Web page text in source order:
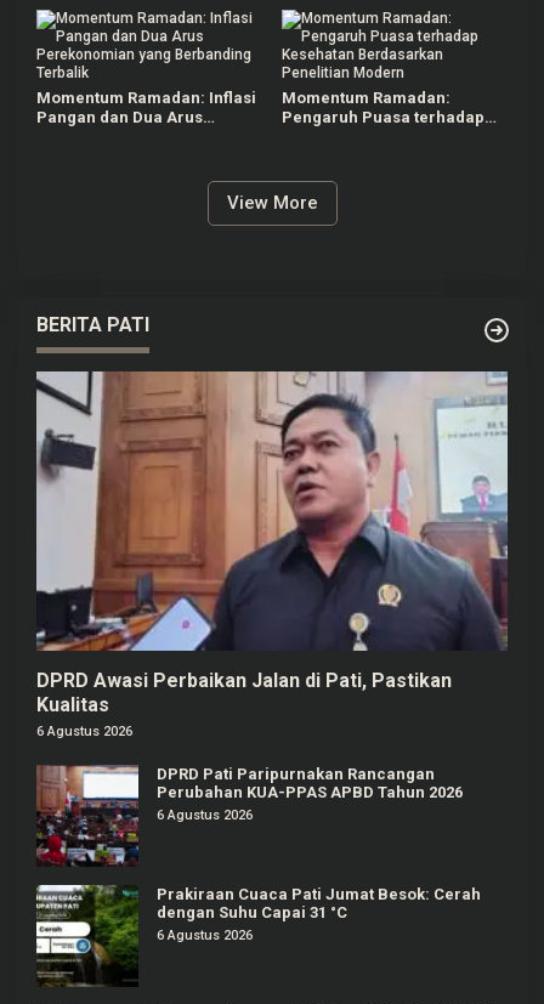
Momentum Ramadan: Inflasi
Pangan dan Dua Arus
Momentum Ramadan:
Pengaruh Puasa terhadap
View More
BERITA PATI
DPRD Awasi Perbaikan Jalan di Pati, Pastikan
Kualitas
6 Agustus 2026
DPRD Pati Paripurnakan Rancangan
Perubahan KUA-PPAS APBD Tahun 2026
6 Agustus 2026
Prakiraan Cuaca Pati Jumat Besok: Cerah
dengan Suhu Capai 31 °C
6 Agustus 2026